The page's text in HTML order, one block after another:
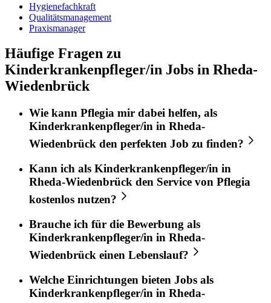
Hygienefachkraft
Qualitätsmanagement
Praxismanager
Häufige Fragen zu
Kinderkrankenpfleger/in Jobs in Rheda-
Wiedenbrück
Wie kann Pflegia mir dabei helfen, als
Kinderkrankenpfleger/in in Rheda-
Wiedenbrück den perfekten Job zu finden?
Kann ich als Kinderkrankenpfleger/in in
Rheda-Wiedenbrück den Service von Pflegia
kostenlos nutzen?
Brauche ich für die Bewerbung als
Kinderkrankenpfleger/in in Rheda-
Wiedenbrück einen Lebenslauf?
Welche Einrichtungen bieten Jobs als
Kinderkrankenpfleger/in in Rheda-